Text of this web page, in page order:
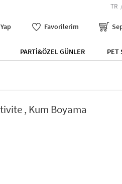
TR
Favorilerim
PARTİ&ÖZEL GÜNLER PET
, Kum Boyama